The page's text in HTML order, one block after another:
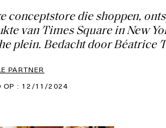
conceptstore die shoppen,
van Times Square in New
plein. Bedacht door Béatrice
PARTNER
OP : 12/11/2024